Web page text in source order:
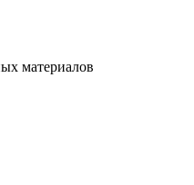
материалов